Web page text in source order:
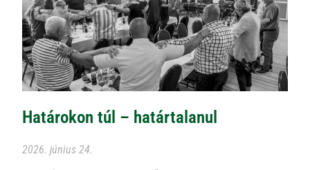
Határokon túl – határtalanul
2026. június 24.